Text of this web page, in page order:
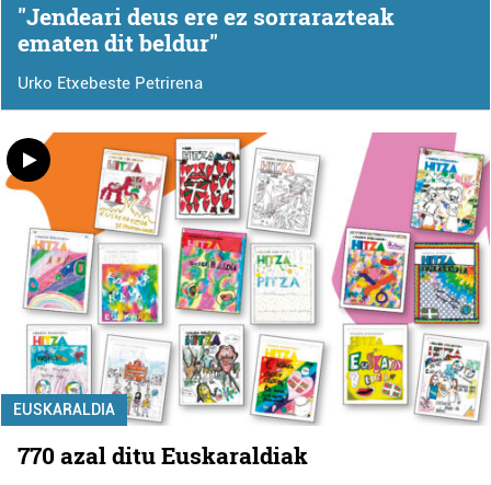
"Jendeari deus ere ez sorrarazteak
ematen dit beldur"
Urko Etxebeste Petrirena
EUSKARALDIA
770 azal ditu Euskaraldiak